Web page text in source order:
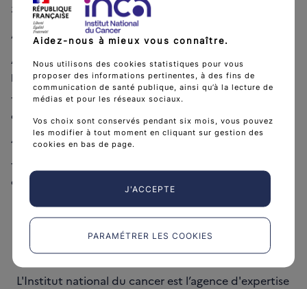
3. Affaires administratives et financières
Approbation du rapport de performance (délibération n°3)
Approbation d’une décision de renonciation à la
prescription (délibération n°4)
Transmission du règlement intérieur de la commission des
expertises
4. Questions diverses
Transmission du calendrier prévisionnel 2022 des conseils
d’administration
L'Institut national du cancer est l’agence d'expertise
Aidez-nous à mieux vous connaître.
Nous utilisons des cookies statistiques pour vous
proposer des informations pertinentes, à des fins de
communication de santé publique, ainsi qu’à la lecture de
médias et pour les réseaux sociaux.
Vos choix sont conservés pendant six mois, vous pouvez
les modifier à tout moment en cliquant sur gestion des
cookies en bas de page.
J'ACCEPTE
PARAMÉTRER LES COOKIES